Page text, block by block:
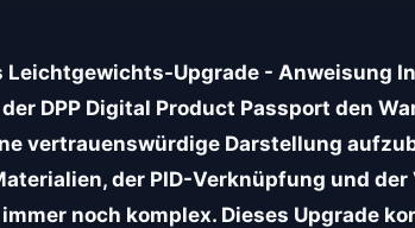
Leichtgewichts-Upgrade - Anweisung
DPP Digital Product Passport den
vertrauenswürdige Darstellung
der PID-Verknüpfung und
noch komplex. Dieses Upgrade